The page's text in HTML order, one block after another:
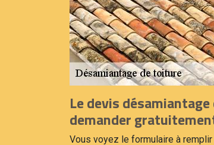
Le devis
demander
Vous voyez le formulaire à remplir